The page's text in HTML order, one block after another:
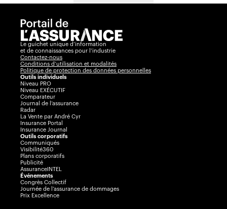
Le guichet unique d’information
et de connaissances pour l’industrie
Contactez-nous
Conditions d’utilisation et modalités
Politique de protection des données personnelles
Outils individuels
Niveau PRO
Niveau EXÉCUTIF
Comparateur
Journal de l’assurance
Radar
La Vente par André Cyr
Insurance Portal
Insurance Journal
Outils corporatifs
Communiqués
Visibilité360
Plans corporatifs
Publicité
AssuranceINTEL
Événements
Congrès Collectif
Journée de l’assurance de dommages
Prix Excellence